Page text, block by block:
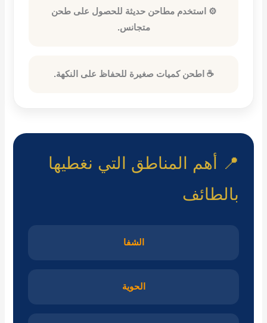
⚙️ استخدم مطاحن حديثة للحصول على طحن
متجانس.
☕ اطحن كميات صغيرة للحفاظ على النكهة.
📍 أهم المناطق التي نغطيها
بالطائف
الشفا
الحوية